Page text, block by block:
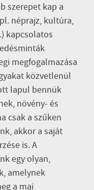
szerepet kap a
néprajz, kultúra,
kapcsolatos
megfogalmazása
közvetlenül
lapul bennük
növény- és
csak a szűken
akkor a saját
is. A
egy olyan,
amelynek
a mai